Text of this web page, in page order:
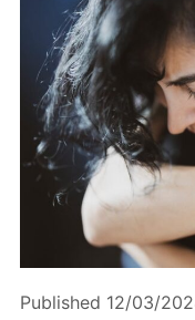
Published 12/03/